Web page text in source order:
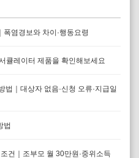
염경보와 차이·행동요령
큘레이터 제품을 확인해보세요
법｜대상자 없음·신청 오류·지급일
법
건｜조부모 월 30만원·중위소득